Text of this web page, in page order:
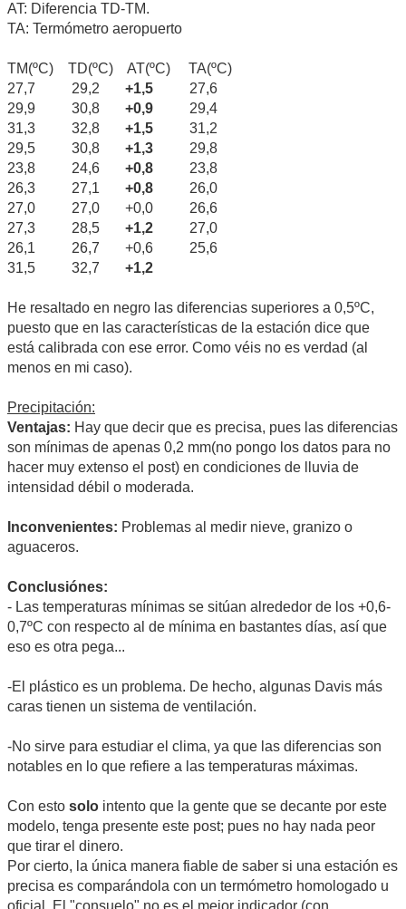
AT: Diferencia TD-TM.
TA: Termómetro aeropuerto
TM(ºC) TD(ºC) AT(ºC) TA(ºC)
27,7 29,2 +1,5 27,6
29,9 30,8 +0,9 29,4
31,3 32,8 +1,5 31,2
29,5 30,8 +1,3 29,8
23,8 24,6 +0,8 23,8
26,3 27,1 +0,8 26,0
27,0 27,0 +0,0 26,6
27,3 28,5 +1,2 27,0
26,1 26,7 +0,6 25,6
31,5 32,7 +1,2
He resaltado en negro las diferencias superiores a 0,5ºC,
puesto que en las características de la estación dice que
está calibrada con ese error. Como véis no es verdad (al
menos en mi caso).
Precipitación:
Ventajas: Hay que decir que es precisa, pues las diferencias
son mínimas de apenas 0,2 mm(no pongo los datos para no
hacer muy extenso el post) en condiciones de lluvia de
intensidad débil o moderada.
Inconvenientes: Problemas al medir nieve, granizo o
aguaceros.
Conclusiónes:
- Las temperaturas mínimas se sitúan alrededor de los +0,6-
0,7ºC con respecto al de mínima en bastantes días, así que
eso es otra pega...
-El plástico es un problema. De hecho, algunas Davis más
caras tienen un sistema de ventilación.
-No sirve para estudiar el clima, ya que las diferencias son
notables en lo que refiere a las temperaturas máximas.
Con esto solo intento que la gente que se decante por este
modelo, tenga presente este post; pues no hay nada peor
que tirar el dinero.
Por cierto, la única manera fiable de saber si una estación es
precisa es comparándola con un termómetro homologado u
oficial. El "consuelo" no es el mejor indicador (con